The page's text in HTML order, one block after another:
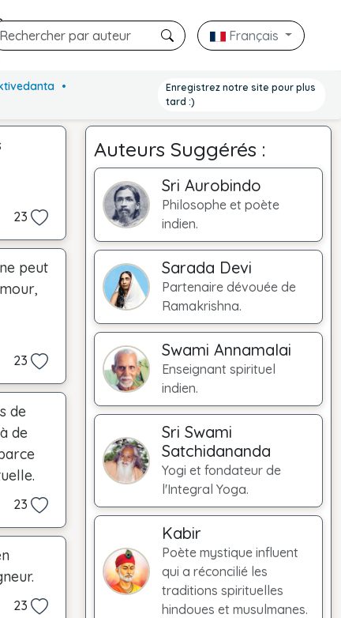
Français
Enregistrez notre site pour plus
tard :)
23
peut
23
de
de
23
23
Auteurs Suggérés :
Sri Aurobindo
Philosophe et poète
indien.
Sarada Devi
Partenaire dévouée de
Ramakrishna.
Swami Annamalai
Enseignant spirituel
indien.
Sri Swami
Satchidananda
Yogi et fondateur de
l'Integral Yoga.
Kabir
Poète mystique influent
qui a réconcilié les
traditions spirituelles
hindoues et musulmanes.